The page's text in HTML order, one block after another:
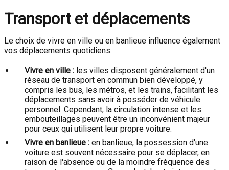
Transport et déplacements
Le choix de vivre en ville ou en banlieue influence également
vos déplacements quotidiens.
Vivre en ville : les villes disposent généralement d'un
réseau de transport en commun bien développé, y
compris les bus, les métros, et les trains, facilitant les
déplacements sans avoir à posséder de véhicule
personnel. Cependant, la circulation intense et les
embouteillages peuvent être un inconvénient majeur
pour ceux qui utilisent leur propre voiture.
Vivre en banlieue : en banlieue, la possession d'une
voiture est souvent nécessaire pour se déplacer, en
raison de l'absence ou de la moindre fréquence des